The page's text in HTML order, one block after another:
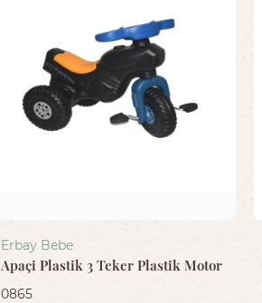
Erbay Bebe
Apaçi Plastik 3 Teker Plastik Motor
0865